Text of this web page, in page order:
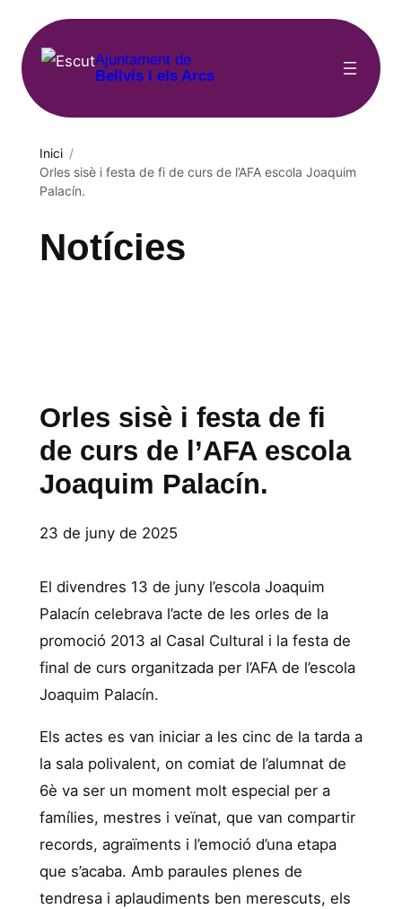
contingut
Ajuntament de
Bellvís i els Arcs
Inici /
Orles sisè i festa de fi de curs de l’AFA escola Joaquim
Palacín.
Notícies
Orles sisè i festa de fi
de curs de l’AFA escola
Joaquim Palacín.
23 de juny de 2025
El divendres 13 de juny l’escola Joaquim
Palacín celebrava l’acte de les orles de la
promoció 2013 al Casal Cultural i la festa de
final de curs organitzada per l’AFA de l’escola
Joaquim Palacín.
Els actes es van iniciar a les cinc de la tarda a
la sala polivalent, on comiat de l’alumnat de
6è va ser un moment molt especial per a
famílies, mestres i veïnat, que van compartir
records, agraïments i l’emoció d’una etapa
que s’acaba. Amb paraules plenes de
tendresa i aplaudiments ben merescuts, els